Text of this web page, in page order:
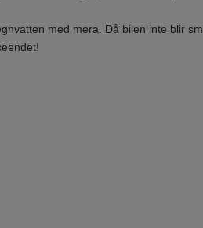
med mera. Då bilen inte blir